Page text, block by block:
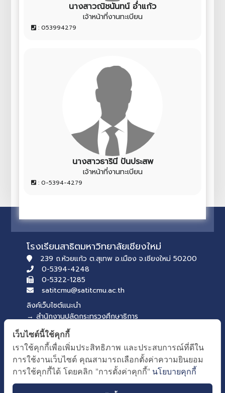
นางสาวณิชนันทน์ อ่ำแก้ว
เจ้าหน้าที่งานทะเบียน
: 053994279
นางสาวธารินี ปันประสพ
เจ้าหน้าที่งานทะเบียน
: 0-5394-4279
โรงเรียนสาธิตมหาวิทยาลัยเชียงใหม่
239 ถ.ห้วยแก้ว ต.สุเทพ อ.เมือง จ.เชียงใหม่ 50200
0-5394-4248
0-5322-1285
satitcmu@satitcmu.ac.th
ลิงค์เว็บไซต์แนะนำ
→ สำนักงานปลัดกระทรวงศึกษาธิการ
→ สภานักเรียน รุ่นที่ 54
บริการของคณะศึกษาศาสตร์
→ เว็บไซต์คณะศึกษาศาสตร์
→ ระบบจัดการเว็บไซต์
เว็บไซต์นี้ใช้คุกกี้
เราใช้คุกกี้เพื่อเพิ่มประสิทธิภาพ และประสบการณ์ที่ดีใน
การใช้งานเว็บไซต์ คุณสามารถเลือกตั้งค่าความยินยอม
การใช้คุกกี้ได้ โดยคลิก "การตั้งค่าคุกกี้" นโยบายคุกกี้